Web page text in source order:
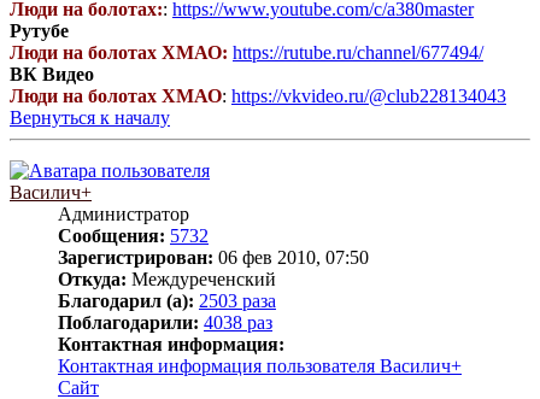
Люди на болотах:: https://www.youtube.com/c/a380master
Рутубе
Люди на болотах ХМАО: https://rutube.ru/channel/677494/
ВК Видео
Люди на болотах ХМАО: https://vkvideo.ru/@club228134043
Вернуться к началу
Василич+
Администратор
Сообщения: 5732
Зарегистрирован: 06 фев 2010, 07:50
Откуда: Междуреченский
Благодарил (а): 2503 раза
Поблагодарили: 4038 раз
Контактная информация:
Контактная информация пользователя Василич+
Сайт